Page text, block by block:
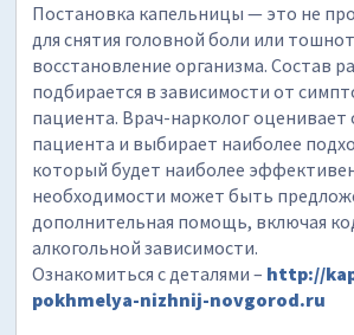
Постановка капельницы — это не
для снятия головной боли или
восстановление организма. Состав
подбирается в зависимости от
пациента. Врач-нарколог оценивает
пациента и выбирает наиболее
который будет наиболее
необходимости может быть
дополнительная помощь, включая
алкогольной зависимости.
Ознакомиться с деталями – http://
pokhmelya-nizhnij-novgorod.ru